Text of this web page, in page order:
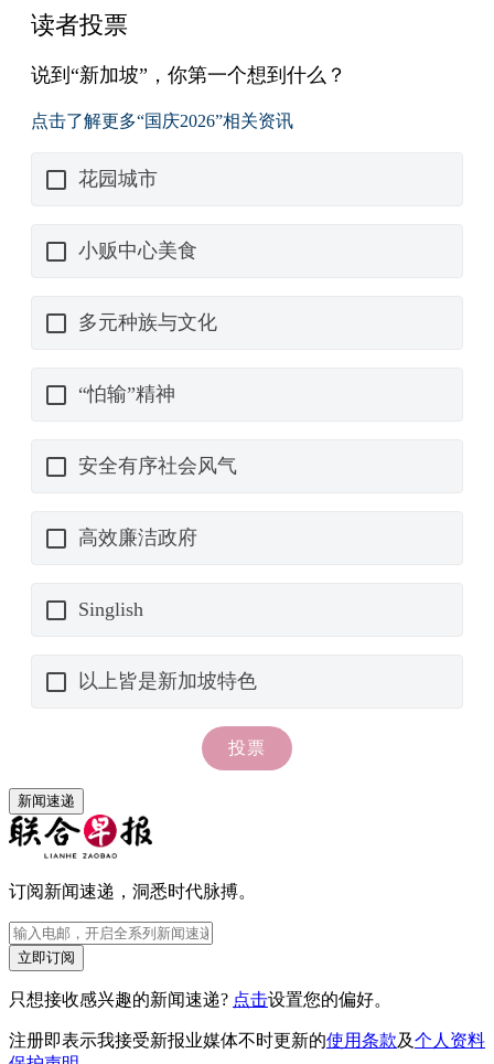
新闻速递
订阅新闻速递，洞悉时代脉搏。
立即订阅
只想接收感兴趣的新闻速递? 点击设置您的偏好。
注册即表示我接受新报业媒体不时更新的使用条款及个人资料